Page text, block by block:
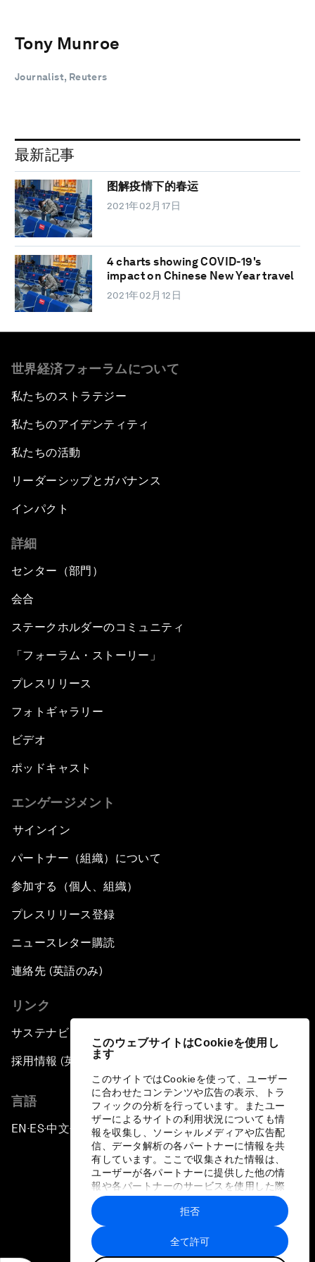
このウェブサイトはCookieを使用し
ます
このサイトではCookieを使って、ユーザー
に合わせたコンテンツや広告の表示、トラ
フィックの分析を行っています。またユー
ザーによるサイトの利用状況についても情
報を収集し、ソーシャルメディアや広告配
信、データ解析の各パートナーに情報を共
有しています。ここで収集された情報は、
ユーザーが各パートナーに提供した他の情
報や各パートナーのサービスを使用した際
に収集された情報と組み合わされ、各パー
トナーによって使用されることがありま
す。
全て許可
拒否
Tony Munroe
Journalist, Reuters
最新記事
图解疫情下的春运
2021年02月17日
4 charts showing COVID-19's
impact on Chinese New Year travel
2021年02月12日
世界経済フォーラムについて
私たちのストラテジー
私たちのアイデンティティ
私たちの活動
リーダーシップとガバナンス
インパクト
詳細
センター（部門）
会合
ステークホルダーのコミュニティ
「フォーラム・ストーリー」
プレスリリース
フォトギャラリー
ビデオ
ポッドキャスト
エンゲージメント
サインイン
パートナー（組織）について
参加する（個人、組織）
プレスリリース登録
ニュースレター購読
連絡先 (英語のみ)
リンク
サステナビリティへの取り組み
採用情報 (英語のみ)
言語
EN ▪ES▪中文▪ 日本語
プライバシーポリシーと利用規約
サイトマップ